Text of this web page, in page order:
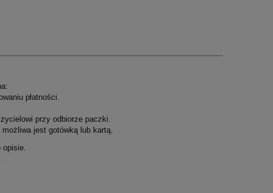
płatności.
przy odbiorze paczki.
jest gotówką lub kartą.
opisie.